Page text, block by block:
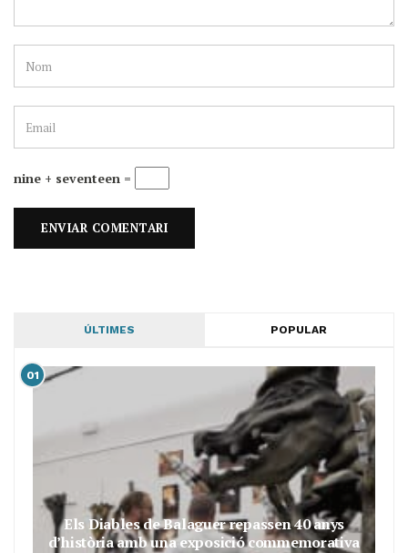
nine + seventeen =
ÚLTIMES POPULAR
01
Els Diables de Balaguer repassen 40 anys
d’història amb una exposició commemorativa